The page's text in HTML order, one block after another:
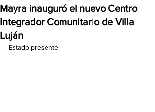
Mayra inauguró el nuevo Centro
Integrador Comunitario de Villa
Luján
Estado presente